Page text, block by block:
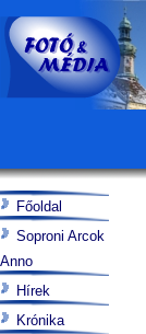
Főoldal
Soproni Arcok
Anno
Hírek
Krónika